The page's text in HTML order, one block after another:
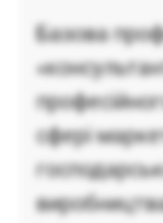
Базова
сфері